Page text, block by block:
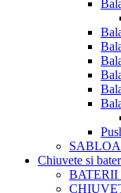
Chiuvete si
BATERII